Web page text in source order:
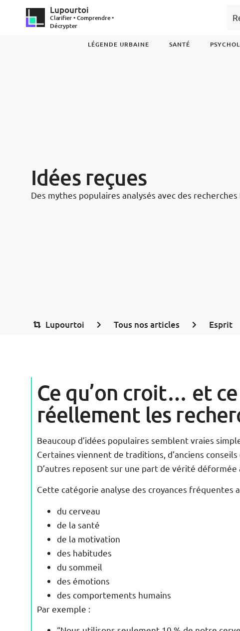
Lupourtoi
Clarifier • Comprendre •
Décrypter
LÉGENDE URBAINE SANTÉ
Idées reçues
Des mythes populaires analysés avec des recherches
Lupourtoi Tous nos articles Esprit
Ce qu’on croit… et
réellement les
Beaucoup d’idées populaires semblent vraies
Certaines viennent de traditions, d’anciens
D’autres reposent sur une part de vérité déformée
Cette catégorie analyse des croyances fréquentes
du cerveau
de la santé
de la motivation
des habitudes
du sommeil
des émotions
des comportements humains
Par exemple :